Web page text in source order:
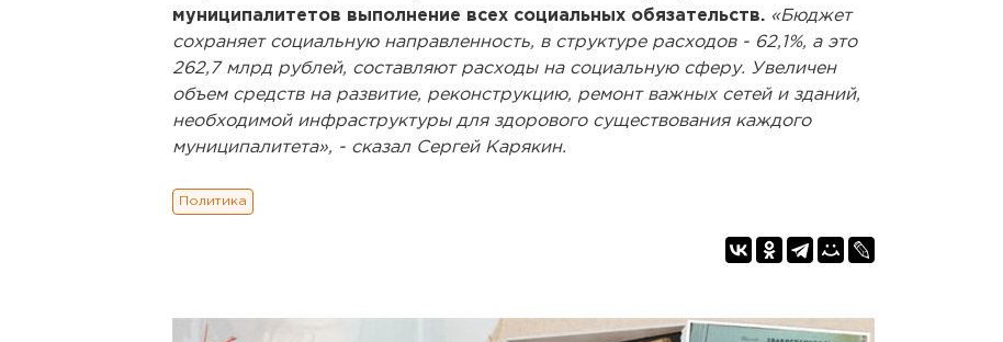
муниципалитетов выполнение всех социальных обязательств. «Бюджет
сохраняет социальную направленность, в структуре расходов - 62,1%, а это
262,7 млрд рублей, составляют расходы на социальную сферу. Увеличен
объем средств на развитие, реконструкцию, ремонт важных сетей и зданий,
необходимой инфраструктуры для здорового существования каждого
муниципалитета», - сказал Сергей Карякин.
Политика